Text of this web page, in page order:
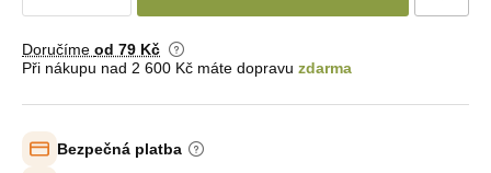
Doručíme od 79 Kč
Při nákupu nad 2 600 Kč máte dopravu zdarma
Bezpečná platba